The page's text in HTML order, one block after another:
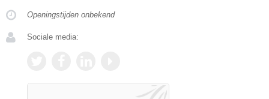
Openingstijden onbekend
Sociale media: